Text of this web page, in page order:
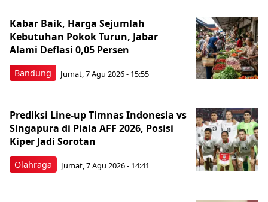
Bandung
Kabar Baik, Harga Sejumlah
Kebutuhan Pokok Turun, Jabar
Alami Deflasi 0,05 Persen
Jumat, 7 Agu 2026 - 15:55
Olahraga
Prediksi Line-up Timnas Indonesia vs
Singapura di Piala AFF 2026, Posisi
Kiper Jadi Sorotan
Jumat, 7 Agu 2026 - 14:41